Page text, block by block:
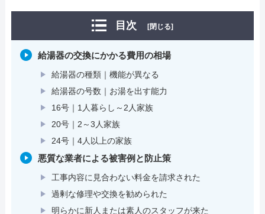
目次 [閉じる]
給湯器の交換にかかる費用の相場
給湯器の種類｜機能が異なる
給湯器の号数｜お湯を出す能力
16号｜1人暮らし～2人家族
20号｜2～3人家族
24号｜4人以上の家族
悪質な業者による被害例と防止策
工事内容に見合わない料金を請求された
過剰な修理や交換を勧められた
明らかに新人または素人のスタッフが来た